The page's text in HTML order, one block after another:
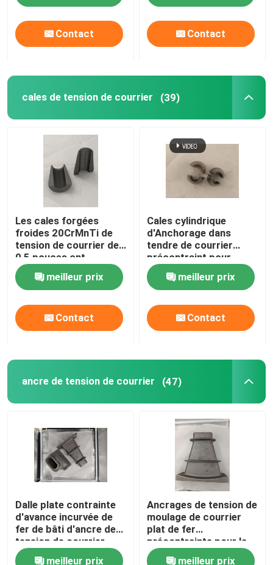
Aperçu
A propos de nous
Contrôle de la qualité
Contact Contact
cales de tension de courrier (39)
Les cales forgées
froides 20CrMnTi de
tension de courrier de
0,5 pouces ont
précontraint la cale
d'Anchoragemeilleur prix
Contact
Cales cylindrique
d'Anchorage dans
tendre de courrier
précontraint pour
l'industrie minière
meilleur prix
Contact
ancre de tension de courrier (47)
Dalle plate contrainte
d'avance incurvée de
fer de bâti d'ancre de
tension de courrier
pour la construction
meilleur prix
Ancrages de tension de
moulage de courrier
plat de fer
précontraints pour la
construction
meilleur prix